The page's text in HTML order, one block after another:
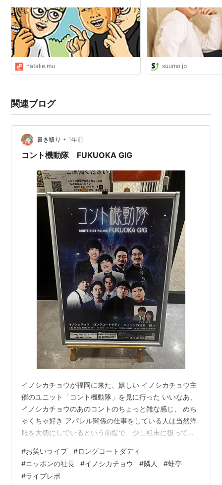
natalie.mu suumo.jp
関連ブログ
書き殴り • 1年前
コント機動隊 FUKUOKA GIG
イノシカチョウが福岡に来た、嬉しい イノシカチョウ主
催のユニット「コント機動隊」を見に行った いいなあ、
イノシカチョウのあのコントのちょっと雑な感じ、 めち
ゃくちゃ好き アパレル関係の仕事をしている人は当然洋
服を大切にしているという前提で、少し粗末に扱ってし
かなくなり、神に祈り始めてしまう 狂いすぎている 私は
彼らのコントが好きだ、YouTubeも みんなにオススメし
たいけれど たまに「コンプライアンス・・・」となるネ
#お笑いライブ #ロングコートダディ
#ニッポンの社長 #イノシカチョウ #隣人 #蛙亭
#ライブレポ